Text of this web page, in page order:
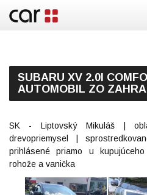
SUBARU XV 2.0I
AUTOMOBIL ZO
SK - Liptovský Mikuláš |
drevopriemysel |
prihlásené priamo u
rohože a vanička